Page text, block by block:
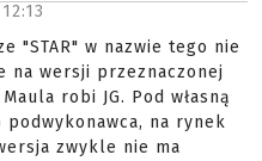
12:13
"STAR" w nazwie tego nie
na wersji przeznaczonej
robi JG. Pod własną
na rynek
zwykle nie ma